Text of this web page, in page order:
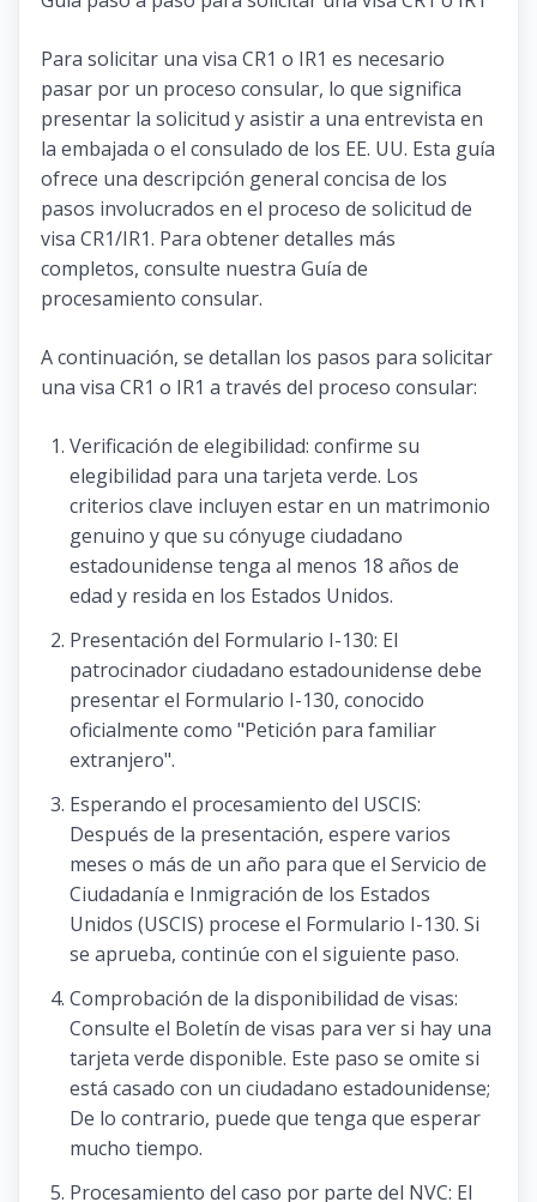
Para solicitar una visa CR1 o IR1 es necesario
pasar por un proceso consular, lo que significa
presentar la solicitud y asistir a una entrevista en
la embajada o el consulado de los EE. UU. Esta guía
ofrece una descripción general concisa de los
pasos involucrados en el proceso de solicitud de
visa CR1/IR1. Para obtener detalles más
completos, consulte nuestra Guía de
procesamiento consular.
A continuación, se detallan los pasos para solicitar
una visa CR1 o IR1 a través del proceso consular:
Verificación de elegibilidad: confirme su
elegibilidad para una tarjeta verde. Los
criterios clave incluyen estar en un matrimonio
genuino y que su cónyuge ciudadano
estadounidense tenga al menos 18 años de
edad y resida en los Estados Unidos.
Presentación del Formulario I-130: El
patrocinador ciudadano estadounidense debe
presentar el Formulario I-130, conocido
oficialmente como "Petición para familiar
extranjero".
Esperando el procesamiento del USCIS:
Después de la presentación, espere varios
meses o más de un año para que el Servicio de
Ciudadanía e Inmigración de los Estados
Unidos (USCIS) procese el Formulario I-130. Si
se aprueba, continúe con el siguiente paso.
Comprobación de la disponibilidad de visas:
Consulte el Boletín de visas para ver si hay una
tarjeta verde disponible. Este paso se omite si
está casado con un ciudadano estadounidense;
De lo contrario, puede que tenga que esperar
mucho tiempo.
Procesamiento del caso por parte del NVC: El